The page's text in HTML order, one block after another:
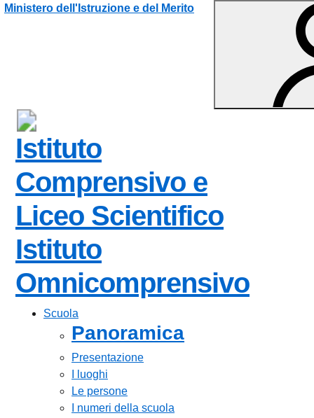
Vai ai contenuti
Vai al menu di navigazione
Vai al footer
Ministero dell'Istruzione e del Merito
Istituto
Comprensivo e
Liceo Scientifico
Istituto
Omnicomprensivo
Scuola
Panoramica
Presentazione
I luoghi
Le persone
I numeri della scuola